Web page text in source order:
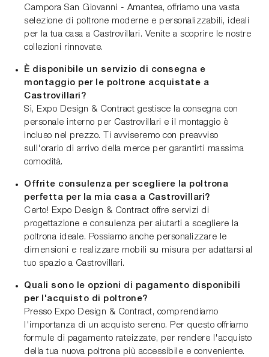
Campora San Giovanni - Amantea, offriamo una vasta
selezione di poltrone moderne e personalizzabili, ideali
per la tua casa a Castrovillari. Venite a scoprire le nostre
collezioni rinnovate.
È disponibile un servizio di consegna e
montaggio per le poltrone acquistate a
Castrovillari?
Sì, Expo Design & Contract gestisce la consegna con
personale interno per Castrovillari e il montaggio è
incluso nel prezzo. Ti avviseremo con preavviso
sull'orario di arrivo della merce per garantirti massima
comodità.
Offrite consulenza per scegliere la poltrona
perfetta per la mia casa a Castrovillari?
Certo! Expo Design & Contract offre servizi di
progettazione e consulenza per aiutarti a scegliere la
poltrona ideale. Possiamo anche personalizzare le
dimensioni e realizzare mobili su misura per adattarsi al
tuo spazio a Castrovillari.
Quali sono le opzioni di pagamento disponibili
per l'acquisto di poltrone?
Presso Expo Design & Contract, comprendiamo
l'importanza di un acquisto sereno. Per questo offriamo
formule di pagamento rateizzate, per rendere l'acquisto
della tua nuova poltrona più accessibile e conveniente.